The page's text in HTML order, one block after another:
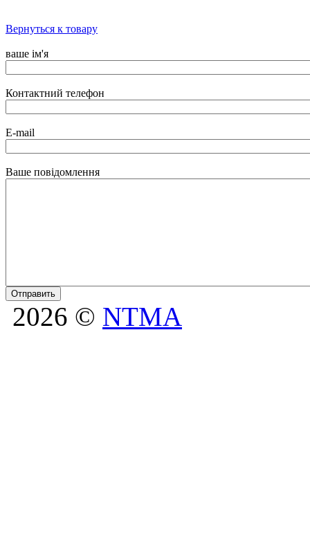
Вернуться к товару
ваше ім'я
Контактний телефон
E-mail
Ваше повідомлення
2026 © NTMA